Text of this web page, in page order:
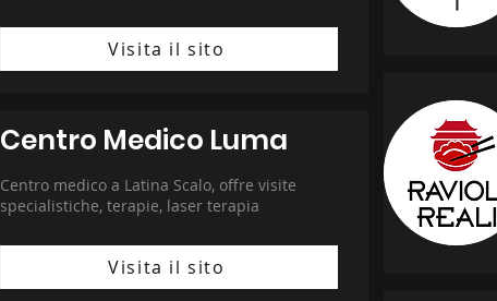
Visita il sito
Centro Medico Luma
Centro medico a Latina Scalo, offre visite
specialistiche, terapie, laser terapia
Visita il sito